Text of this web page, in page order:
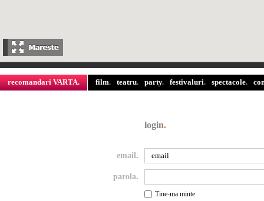
recomandari VARTA. film. teatru. party. festivaluri. spectacole.
login.
email.
parola.
Tine-ma minte